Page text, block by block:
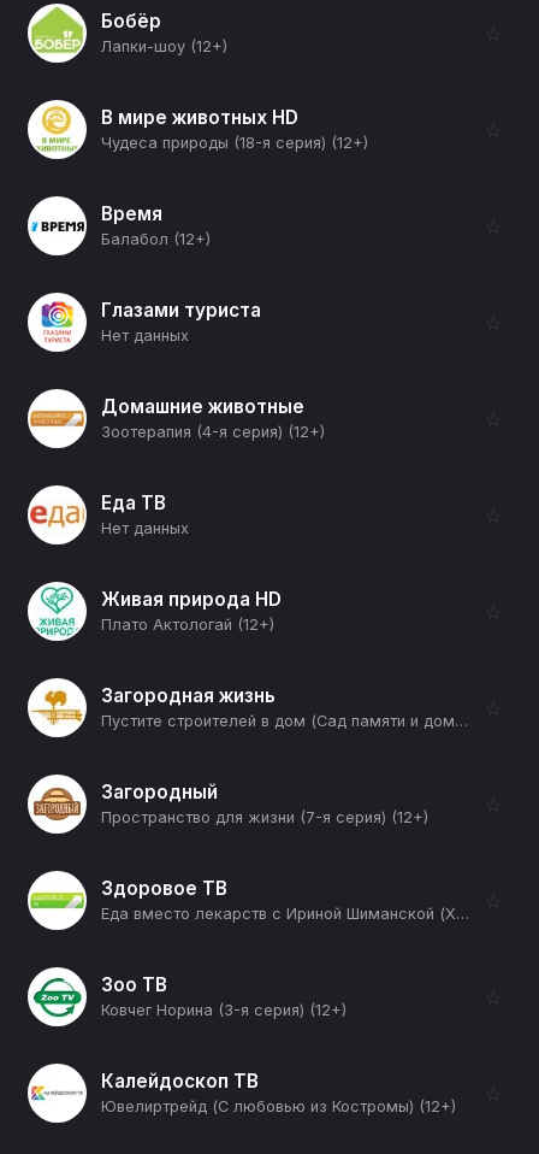
Бобёр
Лапки-шоу (12+)
☆
В мире животных HD
Чудеса природы (18-я серия) (12+)
☆
Время
Балабол (12+)
☆
Глазами туриста
Нет данных
☆
Домашние животные
Зоотерапия (4-я серия) (12+)
☆
Еда ТВ
Нет данных
☆
Живая природа HD
Плато Актологай (12+)
☆
Загородная жизнь
Пустите строителей в дом (Сад памяти и домашний офис) (12+)
☆
Загородный
Пространство для жизни (7-я серия) (12+)
☆
Здоровое ТВ
Еда вместо лекарств с Ириной Шиманской (Худеем без подсчета калорий) (12+)
☆
Зоо ТВ
Ковчег Норина (3-я серия) (12+)
☆
Калейдоскоп ТВ
Ювелиртрейд (С любовью из Костромы) (12+)
☆